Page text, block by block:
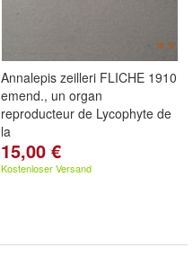
Annalepis zeilleri FLICHE 1910
emend., un organ
reproducteur de Lycophyte de
la
15,00 €
Kostenloser Versand